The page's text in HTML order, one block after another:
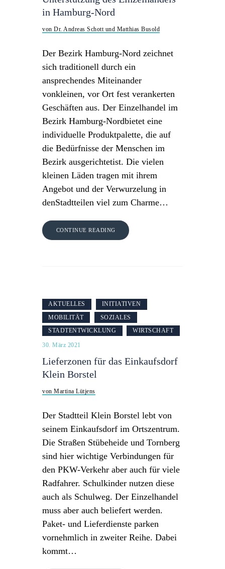
in Hamburg-Nord
von Dr. Andreas Schott und Matthias Busold
Der Bezirk Hamburg-Nord zeichnet
sich traditionell durch ein
ansprechendes Miteinander
vonkleinen, vor Ort fest verankerten
Geschäften aus. Der Einzelhandel im
Bezirk Hamburg-Nordbietet eine
individuelle Produktpalette, die auf
die Bedürfnisse der Menschen im
Bezirk ausgerichtetist. Die vielen
kleinen Läden tragen mit ihrem
Angebot und der Verwurzelung in
denStadtteilen viel zum Charme…
CONTINUE READING
AKTUELLES
INITIATIVEN
MOBILITÄT
SOZIALES
STADTENTWICKLUNG
WIRTSCHAFT
30. März 2021
Lieferzonen für das Einkaufsdorf
Klein Borstel
von Martina Lütjens
Der Stadtteil Klein Borstel lebt von
seinem Einkaufsdorf im Ortszentrum.
Die Straßen Stübeheide und Tornberg
sind hier wichtige Verbindungen für
den PKW-Verkehr aber auch für viele
Radfahrer. Schulkinder nutzen diese
auch als Schulweg. Der Einzelhandel
muss aber auch beliefert werden.
Paket- und Lieferdienste parken
vornehmlich in zweiter Reihe. Dabei
kommt…